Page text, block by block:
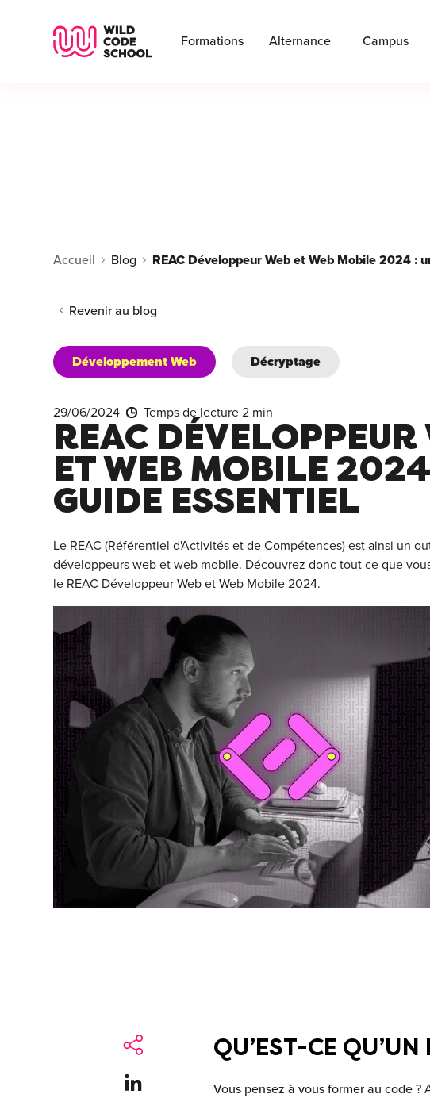
Wild Code School Header Logo
Formations Alternance Campus
Accueil Blog REAC Développeur Web et Web Mobile 2024 :
Revenir au blog
Développement Web Décryptage
29/06/2024 Temps de lecture 2 min
REAC DÉVELOPPEUR
ET WEB MOBILE
GUIDE ESSENTIEL
Le REAC (Référentiel d'Activités et de Compétences) est ainsi un
développeurs web et web mobile. Découvrez donc tout ce que
le REAC Développeur Web et Web Mobile 2024.
Share on LinkedIn
QU’EST-CE QU’UN
Vous pensez à vous former au code ?